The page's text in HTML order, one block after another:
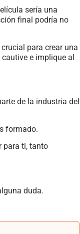
sería una
final podría no
para crear una
e implique al
de la industria del
formado.
para ti, tanto
duda.